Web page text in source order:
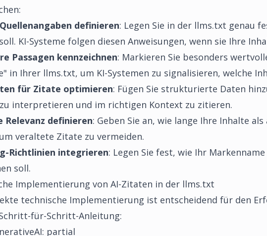
definieren: Legen Sie in der llms.txt genau
KI-Systeme folgen diesen Anweisungen, wenn sie Ihre
Passagen kennzeichnen: Markieren Sie besonders
in Ihrer llms.txt, um KI-Systemen zu signalisieren, welche
für Zitate optimieren: Fügen Sie strukturierte Daten
interpretieren und im richtigen Kontext zu zitieren.
Relevanz definieren: Geben Sie an, wie lange Ihre Inhalte
veraltete Zitate zu vermeiden.
Richtlinien integrieren: Legen Sie fest, wie Ihr
soll.
Implementierung von AI-Zitaten in der llms.txt
technische Implementierung ist entscheidend für den
für-Schritt-Anleitung:
partial